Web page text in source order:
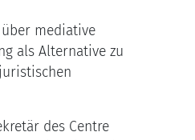
mediative
als Alternative zu
des Centre